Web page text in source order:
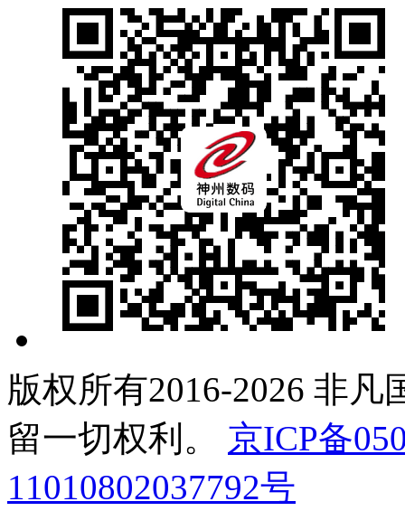
版权所有2016-2026 非凡
留一切权利。
京ICP备
11010802037792号